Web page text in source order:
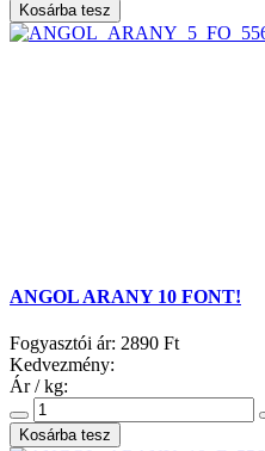
ANGOL ARANY 10 FONT!
Fogyasztói ár: 2890 Ft
Kedvezmény:
Ár / kg: